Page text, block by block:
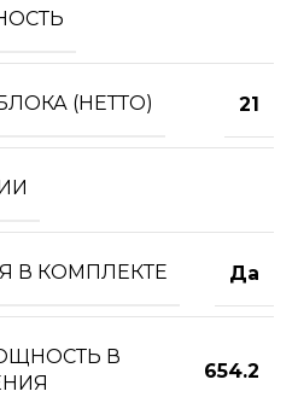
(НЕТТО) 21
В КОМПЛЕКТЕ Да
В
654.2